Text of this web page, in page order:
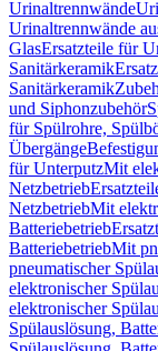
Urinaltrennwände
Urinaltrennwände
GlasErsatzteile für
Sanitärkeramik
Sanitärkeramik
und Siphonzubehör
für Spülrohre,
Übergänge
für UnterputzMit
Netzbetrieb
NetzbetriebMit
Batteriebetrieb
BatteriebetriebMit
pneumatischer
elektronischer
elektronischer
Spülauslösung,